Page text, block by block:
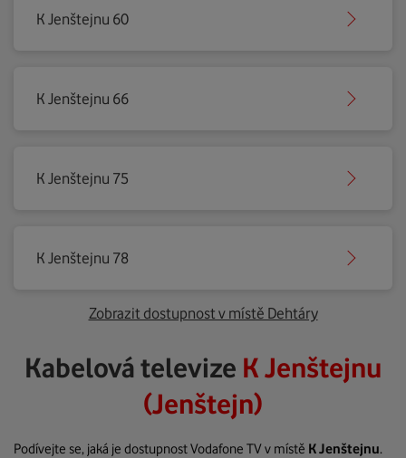
K Jenštejnu 60
K Jenštejnu 66
K Jenštejnu 75
K Jenštejnu 78
Zobrazit dostupnost v místě Dehtáry
Kabelová televize K Jenštejnu
(Jenštejn)
Podívejte se, jaká je dostupnost Vodafone TV v místě K Jenštejnu.